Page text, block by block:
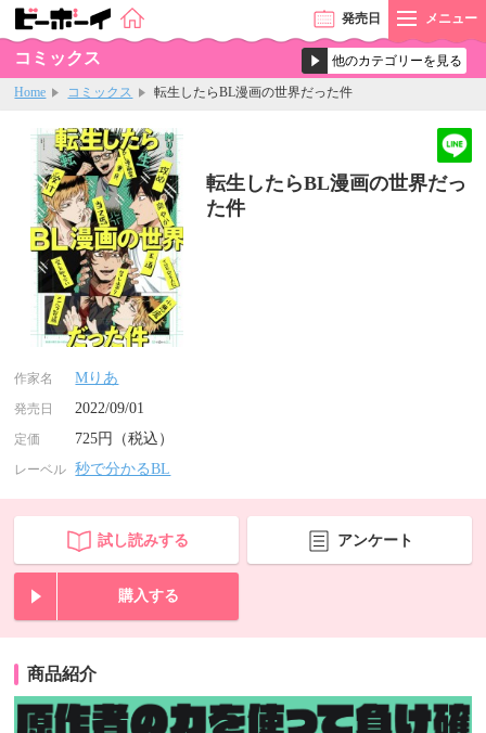
発売日 メニュー
コミックス
Home コミックス 転生したらBL漫画の世界だった件
転生したらBL漫画の世界だっ
た件
作家名 Mりあ
発売日 2022/09/01
定価 725円（税込）
レーベル 秒で分かるBL
試し読みする アンケート
購入する
商品紹介